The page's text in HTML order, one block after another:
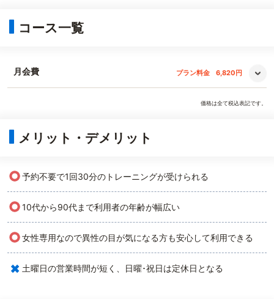
コース一覧
月会費 プラン料金 6,820円
価格は全て税込表記です。
メリット・デメリット
○予約不要で1回30分のトレーニングが受けられる
○10代から90代まで利用者の年齢が幅広い
○女性専用なので異性の目が気になる方も安心して利用できる
× 土曜日の営業時間が短く、日曜･祝日は定休日となる